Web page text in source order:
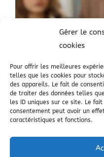
Gérer le
cookies
Pour offrir les meilleures
telles que les cookies pour
des appareils. Le fait de
de traiter des données telles
les ID uniques sur ce site. Le
consentement peut avoir un
caractéristiques et fonctions.